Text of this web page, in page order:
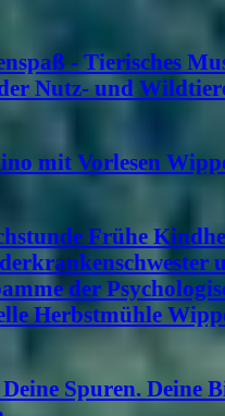
- Tierisches
Nutz- und
mit Vorlesen
Frühe
der
Herbstmühle
Spuren. Deine